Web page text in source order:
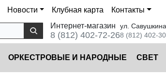
Новости Клубная карта
Контакты
Интернет-магазин
8 (812) 402-72-26
ул.
8 (812) 402-
ОРКЕСТРОВЫЕ И НАРОДНЫЕ CВЕТ